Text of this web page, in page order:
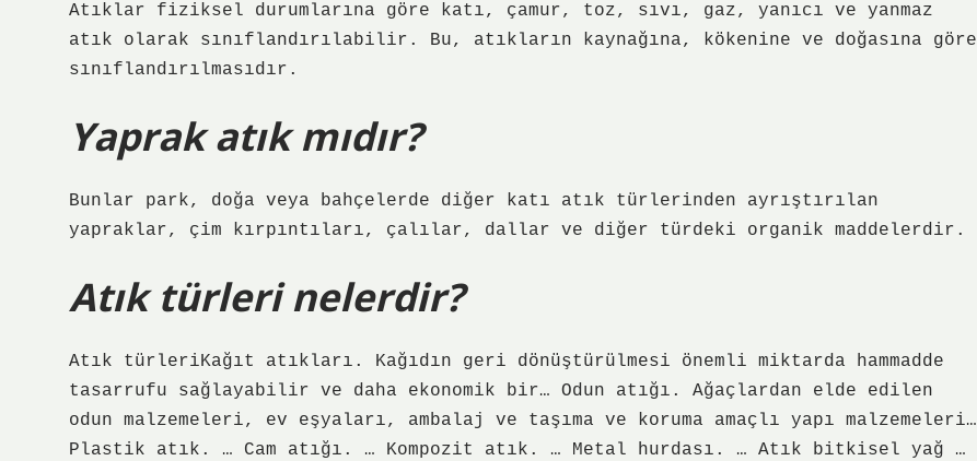
Atıklar fiziksel durumlarına göre katı, çamur, toz, sıvı, gaz, yanıcı ve yanmaz
atık olarak sınıflandırılabilir. Bu, atıkların kaynağına, kökenine ve doğasına göre
sınıflandırılmasıdır.
Yaprak atık mıdır?
Bunlar park, doğa veya bahçelerde diğer katı atık türlerinden ayrıştırılan
yapraklar, çim kırpıntıları, çalılar, dallar ve diğer türdeki organik maddelerdir.
Atık türleri nelerdir?
Atık türleriKağıt atıkları. Kağıdın geri dönüştürülmesi önemli miktarda hammadde
tasarrufu sağlayabilir ve daha ekonomik bir… Odun atığı. Ağaçlardan elde edilen
odun malzemeleri, ev eşyaları, ambalaj ve taşıma ve koruma amaçlı yapı malzemeleri…
Plastik atık. … Cam atığı. … Kompozit atık. … Metal hurdası. … Atık bitkisel yağ …